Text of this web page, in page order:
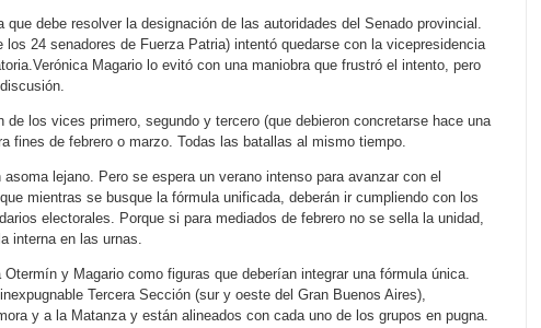
que debe resolver la designación de las autoridades del Senado provincial.
los 24 senadores de Fuerza Patria) intentó quedarse con la vicepresidencia
Magario lo evitó con una maniobra que frustró el intento, pero
de los vices primero, segundo y tercero (que debieron concretarse hace una
fines de febrero o marzo. Todas las batallas al mismo tiempo.
lejano. Pero se espera un verano intenso para avanzar con el
mientras se busque la fórmula unificada, deberán ir cumpliendo con los
electorales. Porque si para mediados de febrero no se sella la unidad,
interna en las urnas.
y Magario como figuras que deberían integrar una fórmula única.
Tercera Sección (sur y oeste del Gran Buenos Aires),
y a la Matanza y están alineados con cada uno de los grupos en pugna.